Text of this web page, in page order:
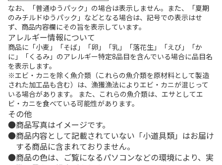
なお、「普通ゆうパック」の場合は表示しません。また、「夏期
のみチルドゆうパック」などとなる場合は、記号での表示はせ
ず、商品内容欄にその旨を表示しています。
アレルギー情報について
商品に「小麦」「そば」「卵」「乳」「落花生」「えび」「か
に」「くるみ」のアレルギー特定8品目を含んでいる場合に品目名
を表示します。
※エビ・カニを除く魚介類（これらの魚介類を原材料として製造
された加工品も含む）は、漁獲漁法によりエビ・カニが混じって
いる場合があります。 また、これらの魚介類は、エサとしてエ
ビ・カニを食べている可能性があります。
その他
商品写真はイメージです。
商品内容として記載されていない「小道具類」はお届け
する商品に含まれておりません。
商品の色は、ご覧になるパソコンなどの環境により、実